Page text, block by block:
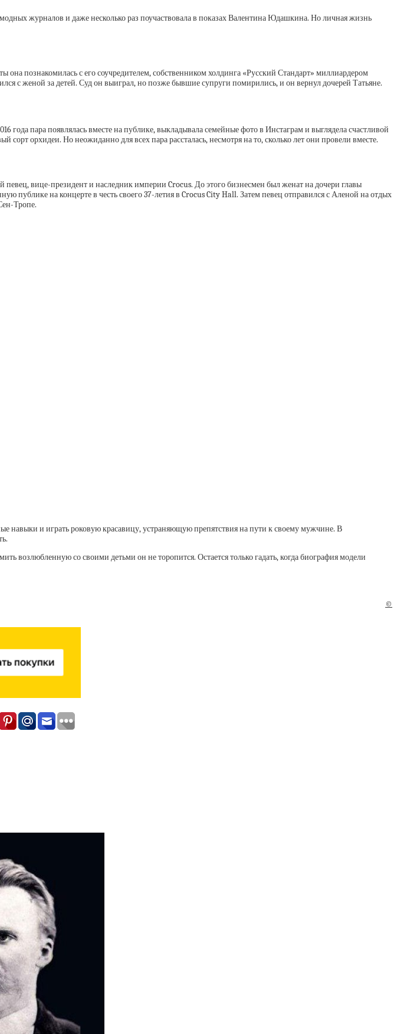
журналов и даже несколько раз поучаствовала в показах Валентина Юдашкина. Но личная жизнь
познакомилась с его соучредителем, собственником холдинга «Русский Стандарт» миллиардером
с женой за детей. Суд он выиграл, но позже бывшие супруги помирились, и он вернул дочерей Татьяне.
пара появлялась вместе на публике, выкладывала семейные фото в Инстаграм и выглядела счастливой
орхидеи. Но неожиданно для всех пара рассталась, несмотря на то, сколько лет они провели вместе.
вице-президент и наследник империи Crocus. До этого бизнесмен был женат на дочери главы
на концерте в честь своего 37-летия в Crocus City Hall. Затем певец отправился с Аленой на отдых
Тропе.
навыки и играть роковую красавицу, устраняющую препятствия на пути к своему мужчине. В
возлюбленную со своими детьми он не торопится. Остается только гадать, когда биография модели
©